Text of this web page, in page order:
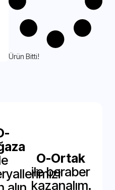
Ürün Bitti!
O-Ortak
ile beraber
kazanalım.